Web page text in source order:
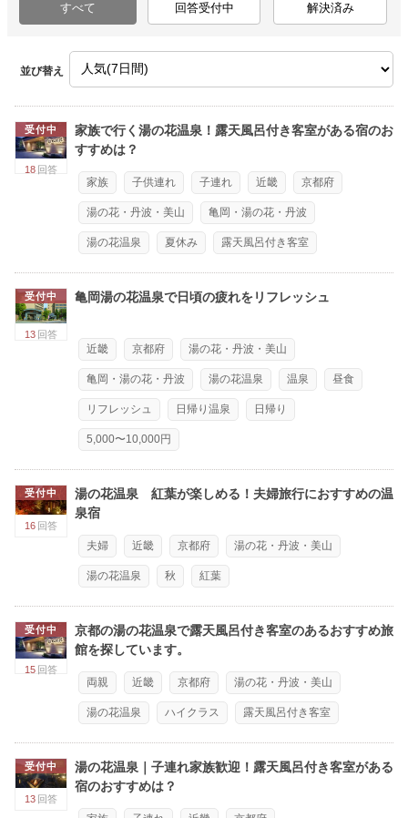
すべて 回答受付中 解決済み
並び替え
受付中
18 回答
家族で行く湯の花温泉！露天風呂付き客室がある宿のお
すすめは？
家族 子供連れ 子連れ 近畿 京都府
湯の花・丹波・美山 亀岡・湯の花・丹波
湯の花温泉 夏休み 露天風呂付き客室
受付中
13 回答
亀岡湯の花温泉で日頃の疲れをリフレッシュ
近畿 京都府 湯の花・丹波・美山
亀岡・湯の花・丹波 湯の花温泉 温泉 昼食
リフレッシュ 日帰り温泉 日帰り
5,000〜10,000円
受付中
16 回答
湯の花温泉 紅葉が楽しめる！夫婦旅行におすすめの温
泉宿
夫婦 近畿 京都府 湯の花・丹波・美山
湯の花温泉 秋 紅葉
受付中
15 回答
京都の湯の花温泉で露天風呂付き客室のあるおすすめ旅
館を探しています。
両親 近畿 京都府 湯の花・丹波・美山
湯の花温泉 ハイクラス 露天風呂付き客室
受付中
13 回答
湯の花温泉｜子連れ家族歓迎！露天風呂付き客室がある
宿のおすすめは？